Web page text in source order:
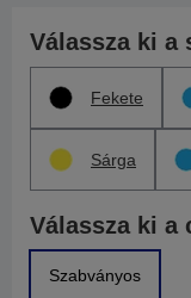
Válassza ki a
Fekete
Sárga
Válassza ki a
Szabványos